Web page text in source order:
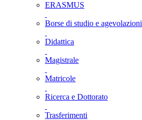
ERASMUS
Borse di studio e agevolazioni
Didattica
Magistrale
Matricole
Ricerca e Dottorato
Trasferimenti